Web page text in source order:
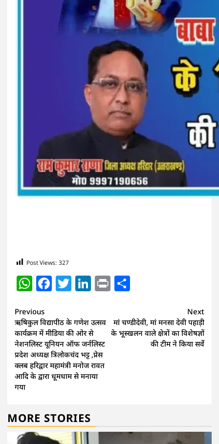
Post Views: 327
WhatsApp
Facebook
Twitter
LinkedIn
Print
Continue
Reading
Previous
ऋषिकुल विद्यापीठ के गणेश उत्सव
कार्यक्रम में मीडिया की ओर से
नेशनलिस्ट यूनियन ऑफ जर्नलिस्ट
प्रदेश अध्यक्ष त्रिलोकचंद भट्ट ,प्रेस
क्लब हरिद्वार महामंत्री मनोज रावत
आदि के द्वारा धूमधाम से मनाया
गया
Next
मां चण्डीदेवी, मां मनसा देवी पहाड़ी
के भूस्खलन वाले क्षेत्रों का विशेषज्ञों
की टीम ने किया सर्वे
MORE STORIES